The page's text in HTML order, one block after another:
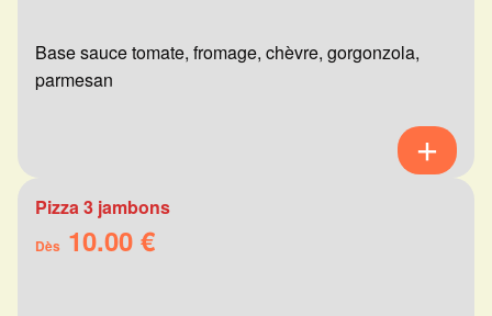
Base sauce tomate, fromage, chèvre, gorgonzola,
parmesan
Pizza 3 jambons
Dès 10.00 €